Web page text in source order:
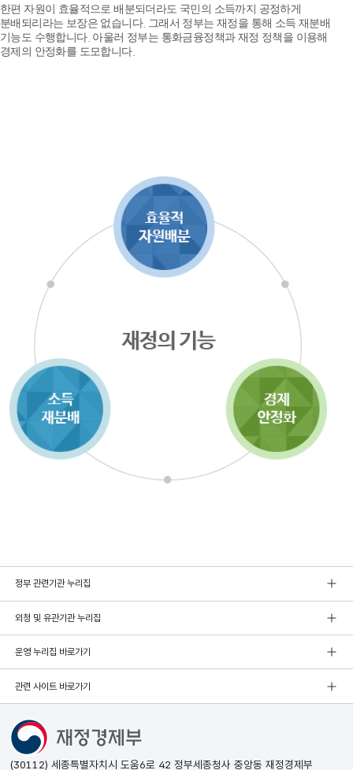
한편 자원이 효율적으로 배분되더라도 국민의 소득까지 공정하게
분배되리라는 보장은 없습니다. 그래서 정부는 재정을 통해 소득 재분배
기능도 수행합니다. 아울러 정부는 통화금융정책과 재정 정책을 이용해
경제의 안정화를 도모합니다.
정부 관련기관 누리집
외청 및 유관기관 누리집
운영 누리집 바로가기
관련 사이트 바로가기
(30112) 세종특별자치시 도움6로 42 정부세종청사 중앙동 재정경제부